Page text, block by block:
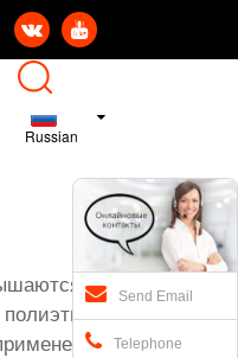
 
Russian
Send Email
Telephone